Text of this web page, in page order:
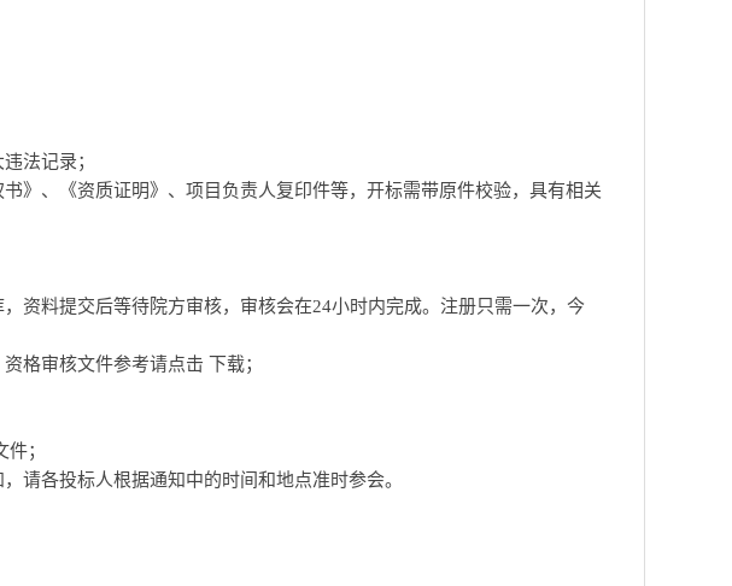
法记录；
》、《资质证明》、项目负责人复印件等，开标需带原件校验，具有相关
资料提交后等待院方审核，审核会在24小时内完成。注册只需一次，今
格审核文件参考请点击 下载；
；
请各投标人根据通知中的时间和地点准时参会。